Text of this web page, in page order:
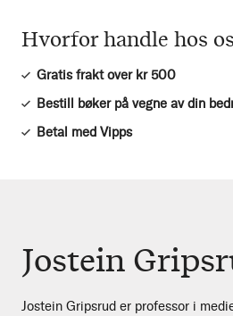
Hvorfor handle hos
Gratis frakt over kr 500
Bestill bøker på vegne av din
Betal med Vipps
Jostein
Jostein Gripsrud er professor i